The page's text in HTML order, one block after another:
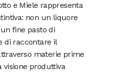
e Miele rappresenta
non un liquore
fine pasto di
di raccontare il
materie prime
visione produttiva